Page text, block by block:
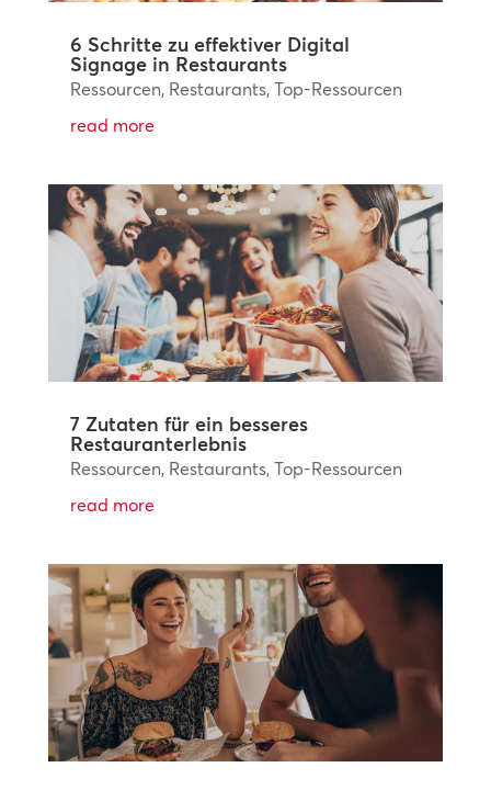
6 Schritte zu effektiver Digital
Signage in Restaurants
Ressourcen, Restaurants, Top-Ressourcen
read more
7 Zutaten für ein besseres
Restauranterlebnis
Ressourcen, Restaurants, Top-Ressourcen
read more